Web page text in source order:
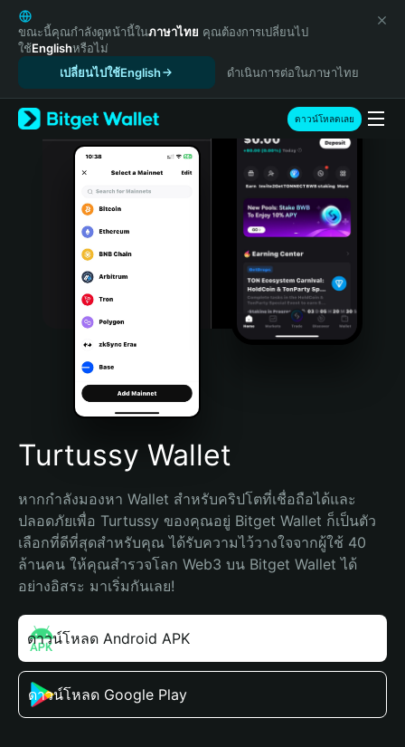
English
日本語
Tiếng Việt
Español (Latinoamérica)
Türkçe
Italiano
Português (Portugal)
Bahasa Indonesia
Português (Brasil)
Español (Argentina)
ขณะนี้คุณกำลังดูหน้านี้ในภาษาไทย คุณต้องการเปลี่ยนไป
ใช้Englishหรือไม่
เปลี่ยนไปใช้English
ดำเนินการต่อในภาษาไทย
ดาวน์โหลดเลย
Turtussy Wallet
หากกำลังมองหา Wallet สำหรับคริปโตที่เชื่อถือได้และ
ปลอดภัยเพื่อ Turtussy ของคุณอยู่ Bitget Wallet ก็เป็นตัว
เลือกที่ดีที่สุดสำหรับคุณ ได้รับความไว้วางใจจากผู้ใช้ 40
ล้านคน ให้คุณสำรวจโลก Web3 บน Bitget Wallet ได้
อย่างอิสระ มาเริ่มกันเลย!
ดาวน์โหลด Android APK
ดาวน์โหลด Google Play